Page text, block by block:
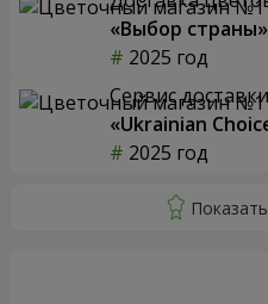
«Выбор страны»
2025 год
Сервис
«Ukrainian
2025 год